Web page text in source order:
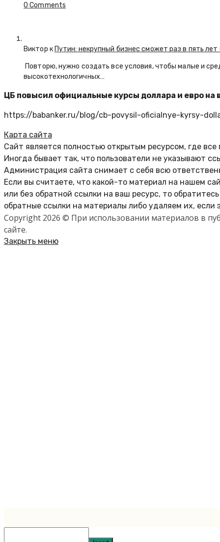
0 Comments
Виктор к Путин: некрупный бизнес сможет раз в пять
Повторю, нужно создать все условия, чтобы малые и
высокотехнологичных…
ЦБ повысил официальные курсы доллара и евро на
https://babanker.ru/blog/cb-povysil-oficialnye-kyrsy-
Карта сайта
Сайт является полностью открытым ресурсом, где
Иногда бывает так, что пользователи не указывают
Администрация сайта снимает с себя всю
Если вы считаете, что какой-то материал на нашем
или без обратной ссылки на ваш ресурс, то
обратные ссылки на материалы либо удаляем их, если
Copyright 2026 © При использовании материалов в
сайте.
Закрыть меню